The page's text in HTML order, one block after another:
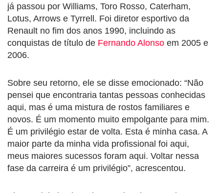
já passou por Williams, Toro Rosso, Caterham,
Lotus, Arrows e Tyrrell. Foi diretor esportivo da
Renault no fim dos anos 1990, incluindo as
conquistas de título de Fernando Alonso em 2005 e
2006.
Sobre seu retorno, ele se disse emocionado: “Não
pensei que encontraria tantas pessoas conhecidas
aqui, mas é uma mistura de rostos familiares e
novos. É um momento muito empolgante para mim.
É um privilégio estar de volta. Esta é minha casa. A
maior parte da minha vida profissional foi aqui,
meus maiores sucessos foram aqui. Voltar nessa
fase da carreira é um privilégio”, acrescentou.